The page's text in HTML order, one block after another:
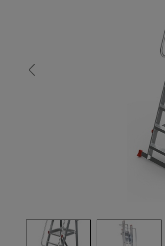
Вибротехника
Оборудование
Оборудование
Техника для
Тачки
Лестницы и
Штукатурные
Сварочные
Тепловые пушки
Металл и